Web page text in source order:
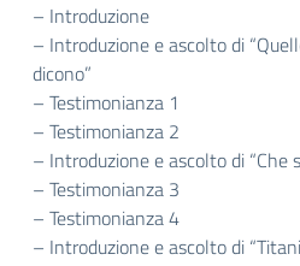
– Introduzione
– Introduzione e ascolto di
dicono”
– Testimonianza 1
– Testimonianza 2
– Introduzione e ascolto di “Che
– Testimonianza 3
– Testimonianza 4
– Introduzione e ascolto di